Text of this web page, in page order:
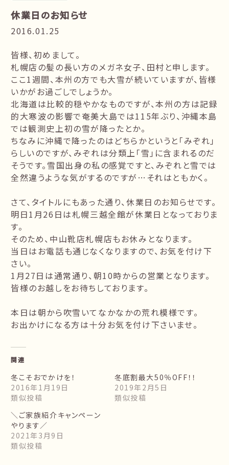
休業日のお知らせ
2016.01.25
皆様、初めまして。
札幌店の髪の長い方のメガネ女子、田村と申します。
ここ1週間、本州の方でも大雪が続いていますが、皆様
いかがお過ごしでしょうか。
北海道は比較的穏やかなものですが、本州の方は記録
的大寒波の影響で奄美大島では115年ぶり、沖縄本島
では観測史上初の雪が降ったとか。
ちなみに沖縄で降ったのはどちらかというと「みぞれ」
らしいのですが、みぞれは分類上「雪」に含まれるのだ
そうです。雪国出身の私の感覚ですと、みぞれと雪では
全然違うような気がするのですが…それはともかく。
さて、タイトルにもあった通り、休業日のお知らせです。
明日1月26日は札幌三越全館が休業日となっておりま
す。
そのため、中山靴店札幌店もお休みとなります。
当日はお電話も通じなくなりますので、お気を付け下
さい。
1月27日は通常通り、朝10時からの営業となります。
皆様のお越しをお待ちしております。
本日は朝から吹雪いてなかなかの荒れ模様です。
お出かけになる方は十分お気を付け下さいませ。
関連
冬こそおでかけを！
2016年1月19日
類似投稿
冬底割最大50％OFF！！
2019年2月5日
類似投稿
＼ご家族紹介キャンペーン
やります／
2021年3月9日
類似投稿